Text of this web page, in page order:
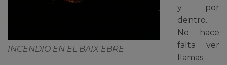
INCENDIO EN EL BAIX EBRE
y por
dentro.
No hace
falta ver
llamas